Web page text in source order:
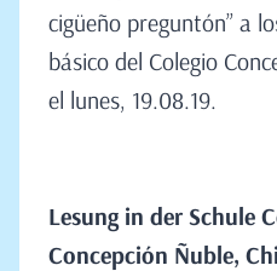
cigüeño preguntón” a
básico del Colegio
el lunes, 19.08.19.
Lesung in der Schule
Concepción Ñuble,